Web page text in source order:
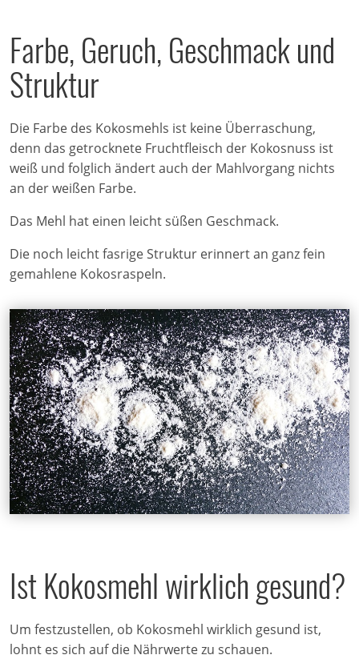
Farbe, Geruch, Geschmack und
Struktur
Die Farbe des Kokosmehls ist keine Überraschung,
denn das getrocknete Fruchtfleisch der Kokosnuss ist
weiß und folglich ändert auch der Mahlvorgang nichts
an der weißen Farbe.
Das Mehl hat einen leicht süßen Geschmack.
Die noch leicht fasrige Struktur erinnert an ganz fein
gemahlene Kokosraspeln.
Ist Kokosmehl wirklich gesund?
Um festzustellen, ob Kokosmehl wirklich gesund ist,
lohnt es sich auf die Nährwerte zu schauen.